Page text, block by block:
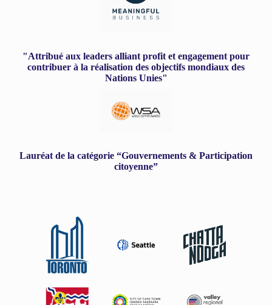
"Attribué aux leaders alliant profit et engagement pour
contribuer à la réalisation des objectifs mondiaux des
Nations Unies"
Lauréat de la catégorie “Gouvernements & Participation
citoyenne”